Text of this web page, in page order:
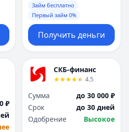
Займ бесплатно
Первый займ 0%
Получить деньги
₽
СКБ-финанс
4.5
Сумма
до 30 000 ₽
Срок
до 30 дней
Одобрение
Высокое